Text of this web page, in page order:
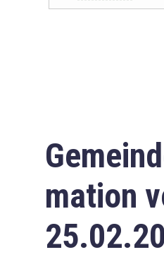
Downloads
Impressum
Datenschutzerklärung
mation